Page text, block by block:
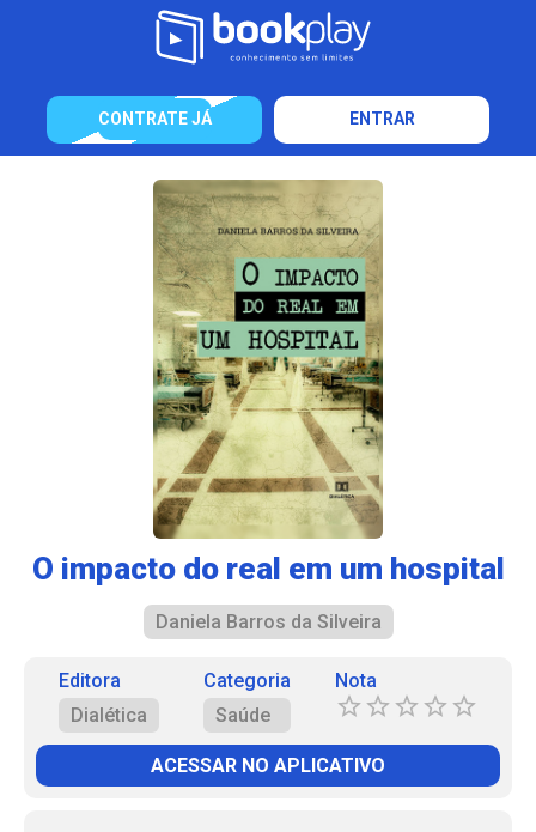
CONTRATE JÁ ENTRAR
O impacto do real em um hospital
Daniela Barros da Silveira
Editora
Dialética
Categoria
Saúde
Nota
ACESSAR NO APLICATIVO